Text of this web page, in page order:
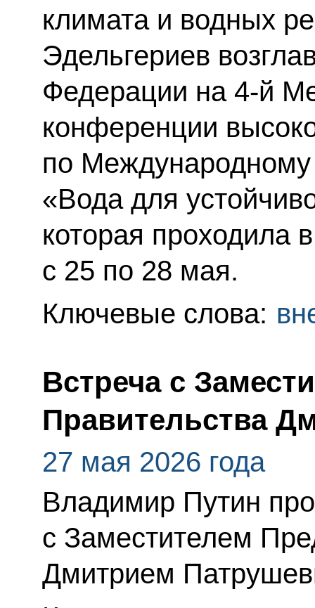
климата и водных
Эдельгериев
Федерации на 4-й
конференции
по Международному
«Вода для
которая проходила
с 25 по 28 мая.
Ключевые слова:
Встреча с
Правительства
27 мая 2026 года
Владимир Путин
с Заместителем
Дмитрием